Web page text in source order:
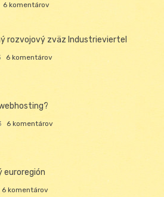
6 komentárov
rozvojový zväz Industrieviertel
6 komentárov
6 komentárov
euroregión
6 komentárov